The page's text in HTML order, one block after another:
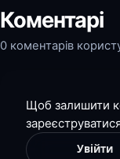
Коментарі
0 коментарів
Щоб залишити
Увійти